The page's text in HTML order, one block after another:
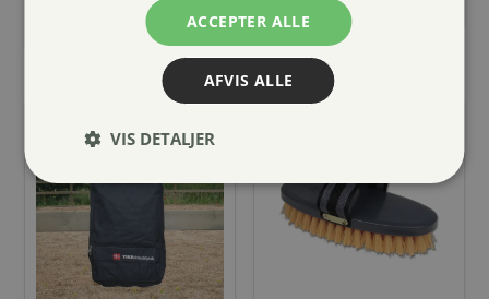
ACCEPTER ALLE
AFVIS ALLE
VIS DETALJER